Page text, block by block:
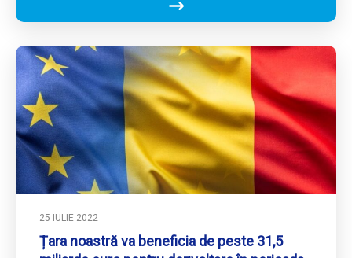
25 IULIE 2022
Țara noastră va beneficia de peste 31,5